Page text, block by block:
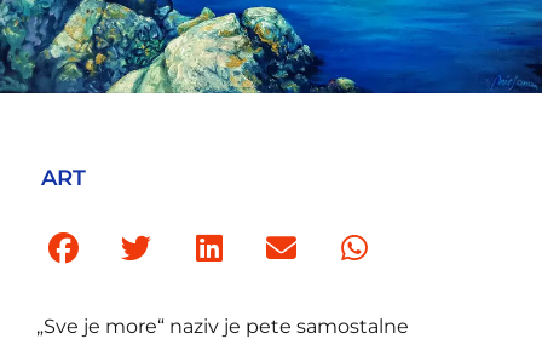
ART
„Sve je more“ naziv je pete samostalne